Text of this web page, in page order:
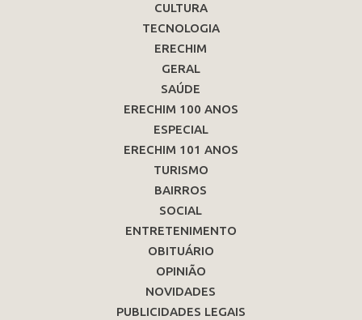
CULTURA
TECNOLOGIA
ERECHIM
GERAL
SAÚDE
ERECHIM 100 ANOS
ESPECIAL
ERECHIM 101 ANOS
TURISMO
BAIRROS
SOCIAL
ENTRETENIMENTO
OBITUÁRIO
OPINIÃO
NOVIDADES
PUBLICIDADES LEGAIS